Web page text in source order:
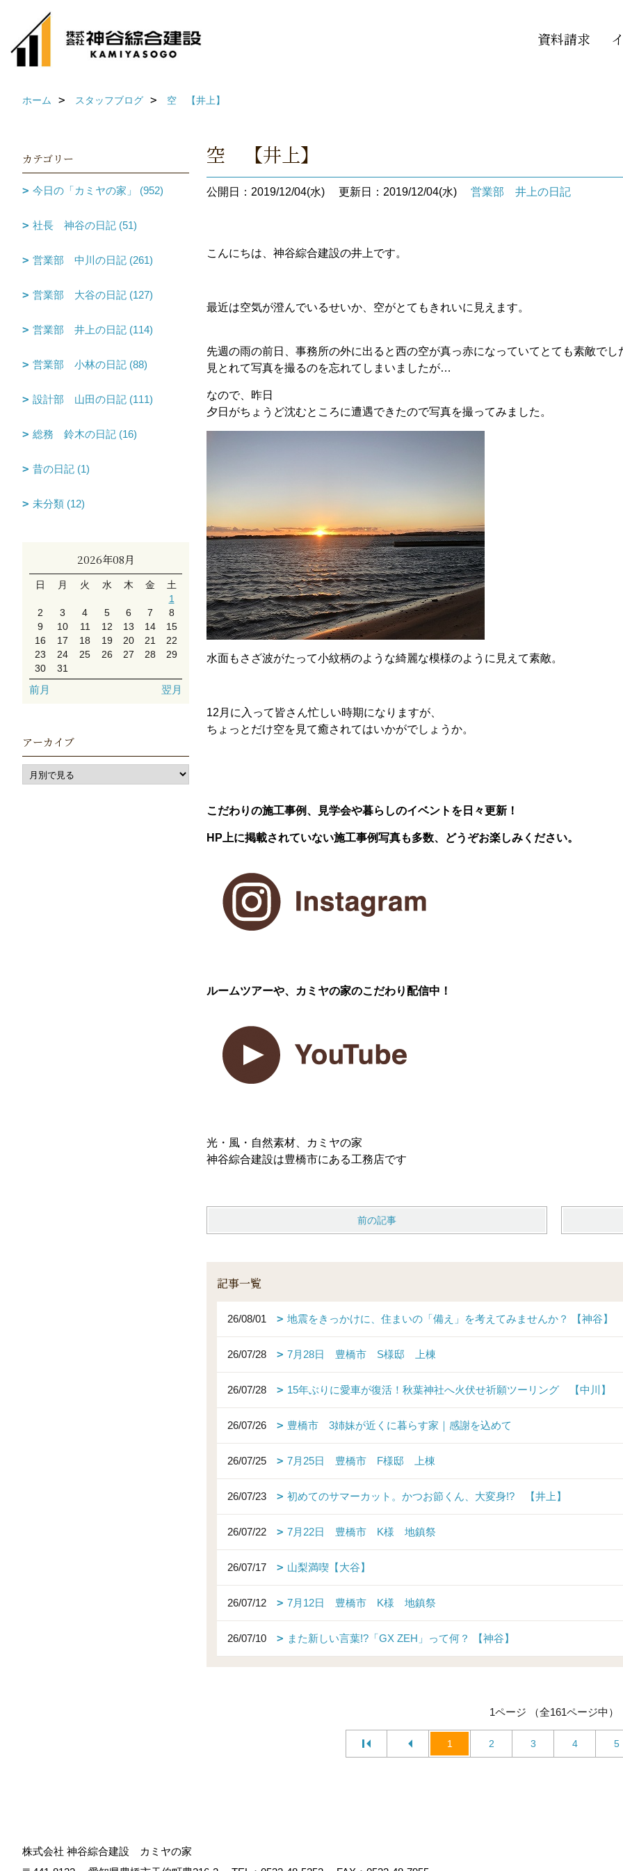
資料請求
ホーム スタッフブログ 空 【井上】
空 【井上】
公開日：2019/12/04(水) 更新日：2019/12/04(水) 営業部 井上の日記
こんにちは、神谷綜合建設の井上です。
最近は空気が澄んでいるせいか、空がとてもきれいに見えます。
先週の雨の前日、事務所の外に出ると西の空が真っ赤になっていてとても素敵でし
見とれて写真を撮るのを忘れてしまいましたが…
なので、昨日
夕日がちょうど沈むところに遭遇できたので写真を撮ってみました。
水面もさざ波がたって小紋柄のような綺麗な模様のように見えて素敵。
12月に入って皆さん忙しい時期になりますが、
ちょっとだけ空を見て癒されてはいかがでしょうか。
こだわりの施工事例、見学会や暮らしのイベントを日々更新！
HP上に掲載されていない施工事例写真も多数、どうぞお楽しみください。
ルームツアーや、カミヤの家のこだわり配信中！
光・風・自然素材、カミヤの家
神谷綜合建設は豊橋市にある工務店です
前の記事
記事一覧
26/08/01 地震をきっかけに、住まいの「備え」を考えてみませんか？ 【神谷】
26/07/28 7月28日 豊橋市 S様邸 上棟
26/07/28 15年ぶりに愛車が復活！秋葉神社へ火伏せ祈願ツーリング 【中川】
26/07/26 豊橋市 3姉妹が近くに暮らす家｜感謝を込めて
26/07/25 7月25日 豊橋市 F様邸 上棟
26/07/23 初めてのサマーカット。かつお節くん、大変身!? 【井上】
26/07/22 7月22日 豊橋市 K様 地鎮祭
26/07/17 山梨満喫【大谷】
26/07/12 7月12日 豊橋市 K様 地鎮祭
26/07/10 また新しい言葉!?「GX ZEH」って何？ 【神谷】
1ページ （全161ページ中）
1 2 3 4 5
カテゴリー
今日の「カミヤの家」 (952)
社長 神谷の日記 (51)
営業部 中川の日記 (261)
営業部 大谷の日記 (127)
営業部 井上の日記 (114)
営業部 小林の日記 (88)
設計部 山田の日記 (111)
総務 鈴木の日記 (16)
昔の日記 (1)
未分類 (12)
2026年08月
日 月 火 水 木 金
土
1
2
3 4 5 6 7
8
9
10 11 12 13 14
15
16
17 18 19 20 21
22
23
24 25 26 27 28
29
30
31
前月 翌月
アーカイブ
株式会社 神谷綜合建設 カミヤの家